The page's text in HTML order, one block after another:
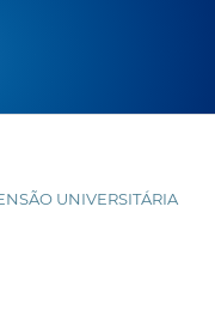
UNIVERSITÁRIA